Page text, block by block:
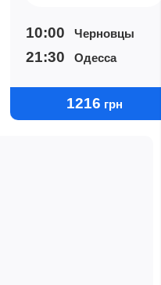
10:00 Черновцы
21:30 Одесса
1216 грн